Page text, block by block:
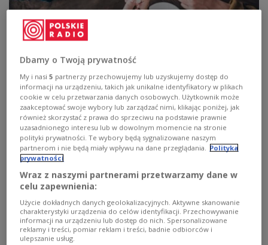
Wypalanie kawy. To jemu napój
– Kawa przed przyjazdem do palarni nie ma smaku i nie
jest szczególnie aromatyczna. Pachnie bardziej…
grochem. Nie wszyscy muszą to wiedzieć, ale kawa jest
pestką owocu, którą trzeba wyłuskać – opowiada Wiktor
Borowski, właściciel palarni kawy.
Zobacz więcej na temat:Adriana Marczewska Trójka
STYL ŻYCIA
kawa
Dbamy o Twoją prywatność
My i nasi5 partnerzy przechowujemy lub uzyskujemy dostęp do
informacji na urządzeniu, takich jak unikalne identyfikatory w plikach
cookie w celu przetwarzania danych osobowych. Użytkownik może
zaakceptować swoje wybory lub zarządzać nimi, klikając poniżej, jak
również skorzystać z prawa do sprzeciwu na podstawie prawnie
uzasadnionego interesu lub w dowolnym momencie na stronie
polityki prywatności. Te wybory będą sygnalizowane naszym
partnerom i nie będą miały wpływu na dane przeglądania. Polityka
prywatności
Wraz z naszymi partnerami przetwarzamy dane w
celu zapewnienia:
Użycie dokładnych danych geolokalizacyjnych. Aktywne skanowanie
charakterystyki urządzenia do celów identyfikacji. Przechowywanie
informacji na urządzeniu lub dostęp do nich. Spersonalizowane
reklamy i treści, pomiar reklam i treści, badnie odbiorców i
ulepszanie usług.